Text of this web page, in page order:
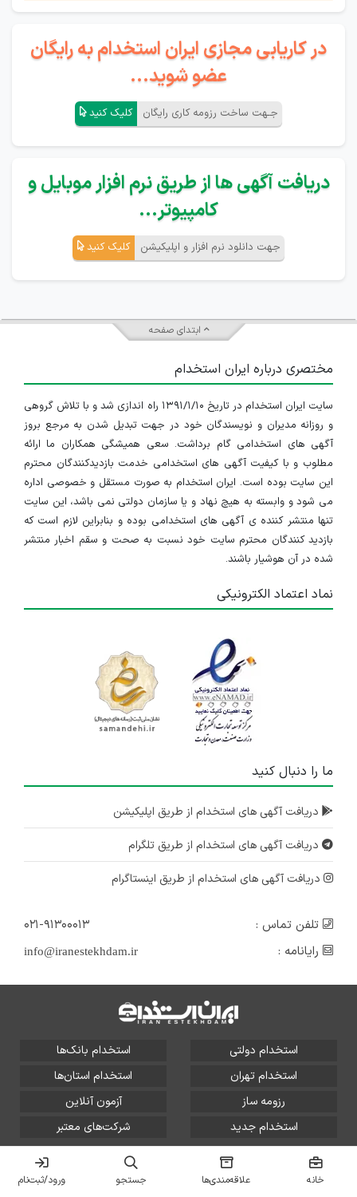
در کاریابی مجازی ایران استخدام به رایگان
عضو شوید...
جـهت ساخت رزومه کاری رایگان کلیک کنید
دریافت آگهی ها از طریق نرم افزار موبایل و
کامپیوتر...
جهت دانلود نرم افزار و اپلیکیشن کلیک کنید
ابتدای صفحه
مختصری درباره ایران استخدام
سایت ایران استخدام در تاریخ ۱۳۹۱/۱/۱۰ راه اندازی شد و با تلاش گروهی
و روزانه مدیران و نویسندگان خود در جهت تبدیل شدن به مرجع بروز
آگهی های استخدامی گام برداشت. سعی همیشگی همکاران ما ارائه
مطلوب و با کیفیت آگهی های استخدامی خدمت بازدیدکنندگان محترم
این سایت بوده است. ایران استخدام به صورت مستقل و خصوصی اداره
می شود و وابسته به هیچ نهاد و یا سازمان دولتی نمی باشد، این سایت
تنها منتشر کننده ی آگهی های استخدامی بوده و بنابراین لازم است که
بازدید کنندگان محترم سایت خود نسبت به صحت و سقم اخبار منتشر
شده در آن هوشیار باشند.
نماد اعتماد الکترونیکی
ما را دنبال کنید
دریافت آگهی های استخدام از طریق اپلیکیشن
دریافت آگهی های استخدام از طریق تلگرام
دریافت آگهی های استخدام از طریق اینستاگرام
تلفن تماس :
۰۲۱-۹۱۳۰۰۰۱۳
رایانامه :
info@iranestekhdam.ir
استخدام دولتی
استخدام بانک‌ها
استخدام تهران
استخدام استان‌ها
رزومه ساز
آزمون آنلاین
استخدام جدید
شرکت‌های معتبر
تمامی حقوق این سایت برای آلتین سیستم محفوظ است و هر
گونه سوءاستفاده از آن پیگرد قانونی دارد.
خانه علاقه‌مندی‌ها جستجو ورود/ثبت‌نام